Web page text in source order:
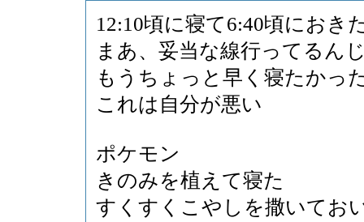
12:10頃に寝て6:40頃におき
まあ、妥当な線行ってるん
もうちょっと早く寝たかっ
これは自分が悪い
ポケモン
きのみを植えて寝た
すくすくこやしを撒いてお